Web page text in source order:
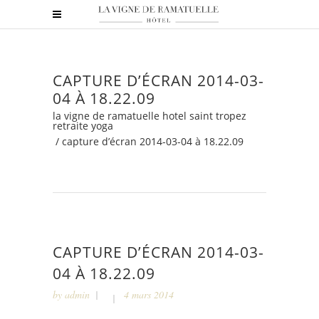
CAPTURE D’ÉCRAN 2014-03-
04 À 18.22.09
la vigne de ramatuelle hotel saint tropez
retraite yoga
/ capture d’écran 2014-03-04 à 18.22.09
CAPTURE D’ÉCRAN 2014-03-
04 À 18.22.09
by admin 4 mars 2014